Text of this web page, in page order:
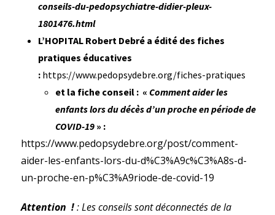
conseils-du-pedopsychiatre-didier-pleux-
1801476.html
L’HOPITAL Robert Debré a édité des fiches
pratiques éducatives
: https://www.pedopsydebre.org/fiches-pratiques
et la fiche conseil : « Comment aider les
enfants lors du décès d’un proche en période de
COVID-19 » :
https://www.pedopsydebre.org/post/comment-
aider-les-enfants-lors-du-d%C3%A9c%C3%A8s-d-
un-proche-en-p%C3%A9riode-de-covid-19
Attention !: Les conseils sont déconnectés de la